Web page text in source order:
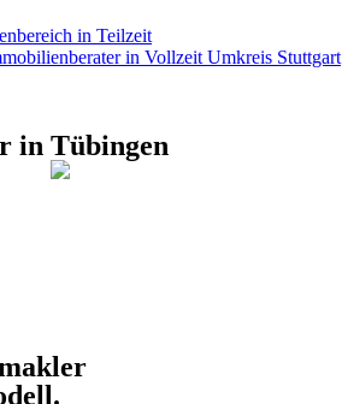
in Teilzeit
in Vollzeit Umkreis Stuttgart
in Tübingen